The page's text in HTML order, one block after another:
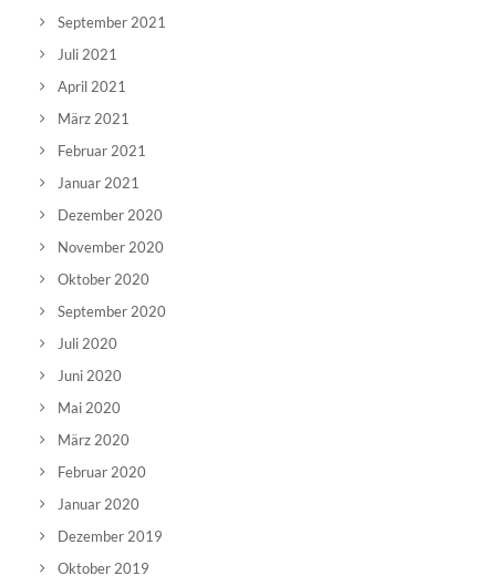
September 2021
Juli 2021
April 2021
März 2021
Februar 2021
Januar 2021
Dezember 2020
November 2020
Oktober 2020
September 2020
Juli 2020
Juni 2020
Mai 2020
März 2020
Februar 2020
Januar 2020
Dezember 2019
Oktober 2019